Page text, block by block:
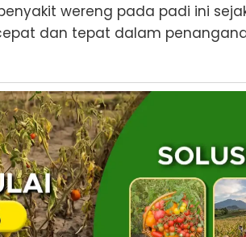
wereng pada padi ini
dan tepat dalam